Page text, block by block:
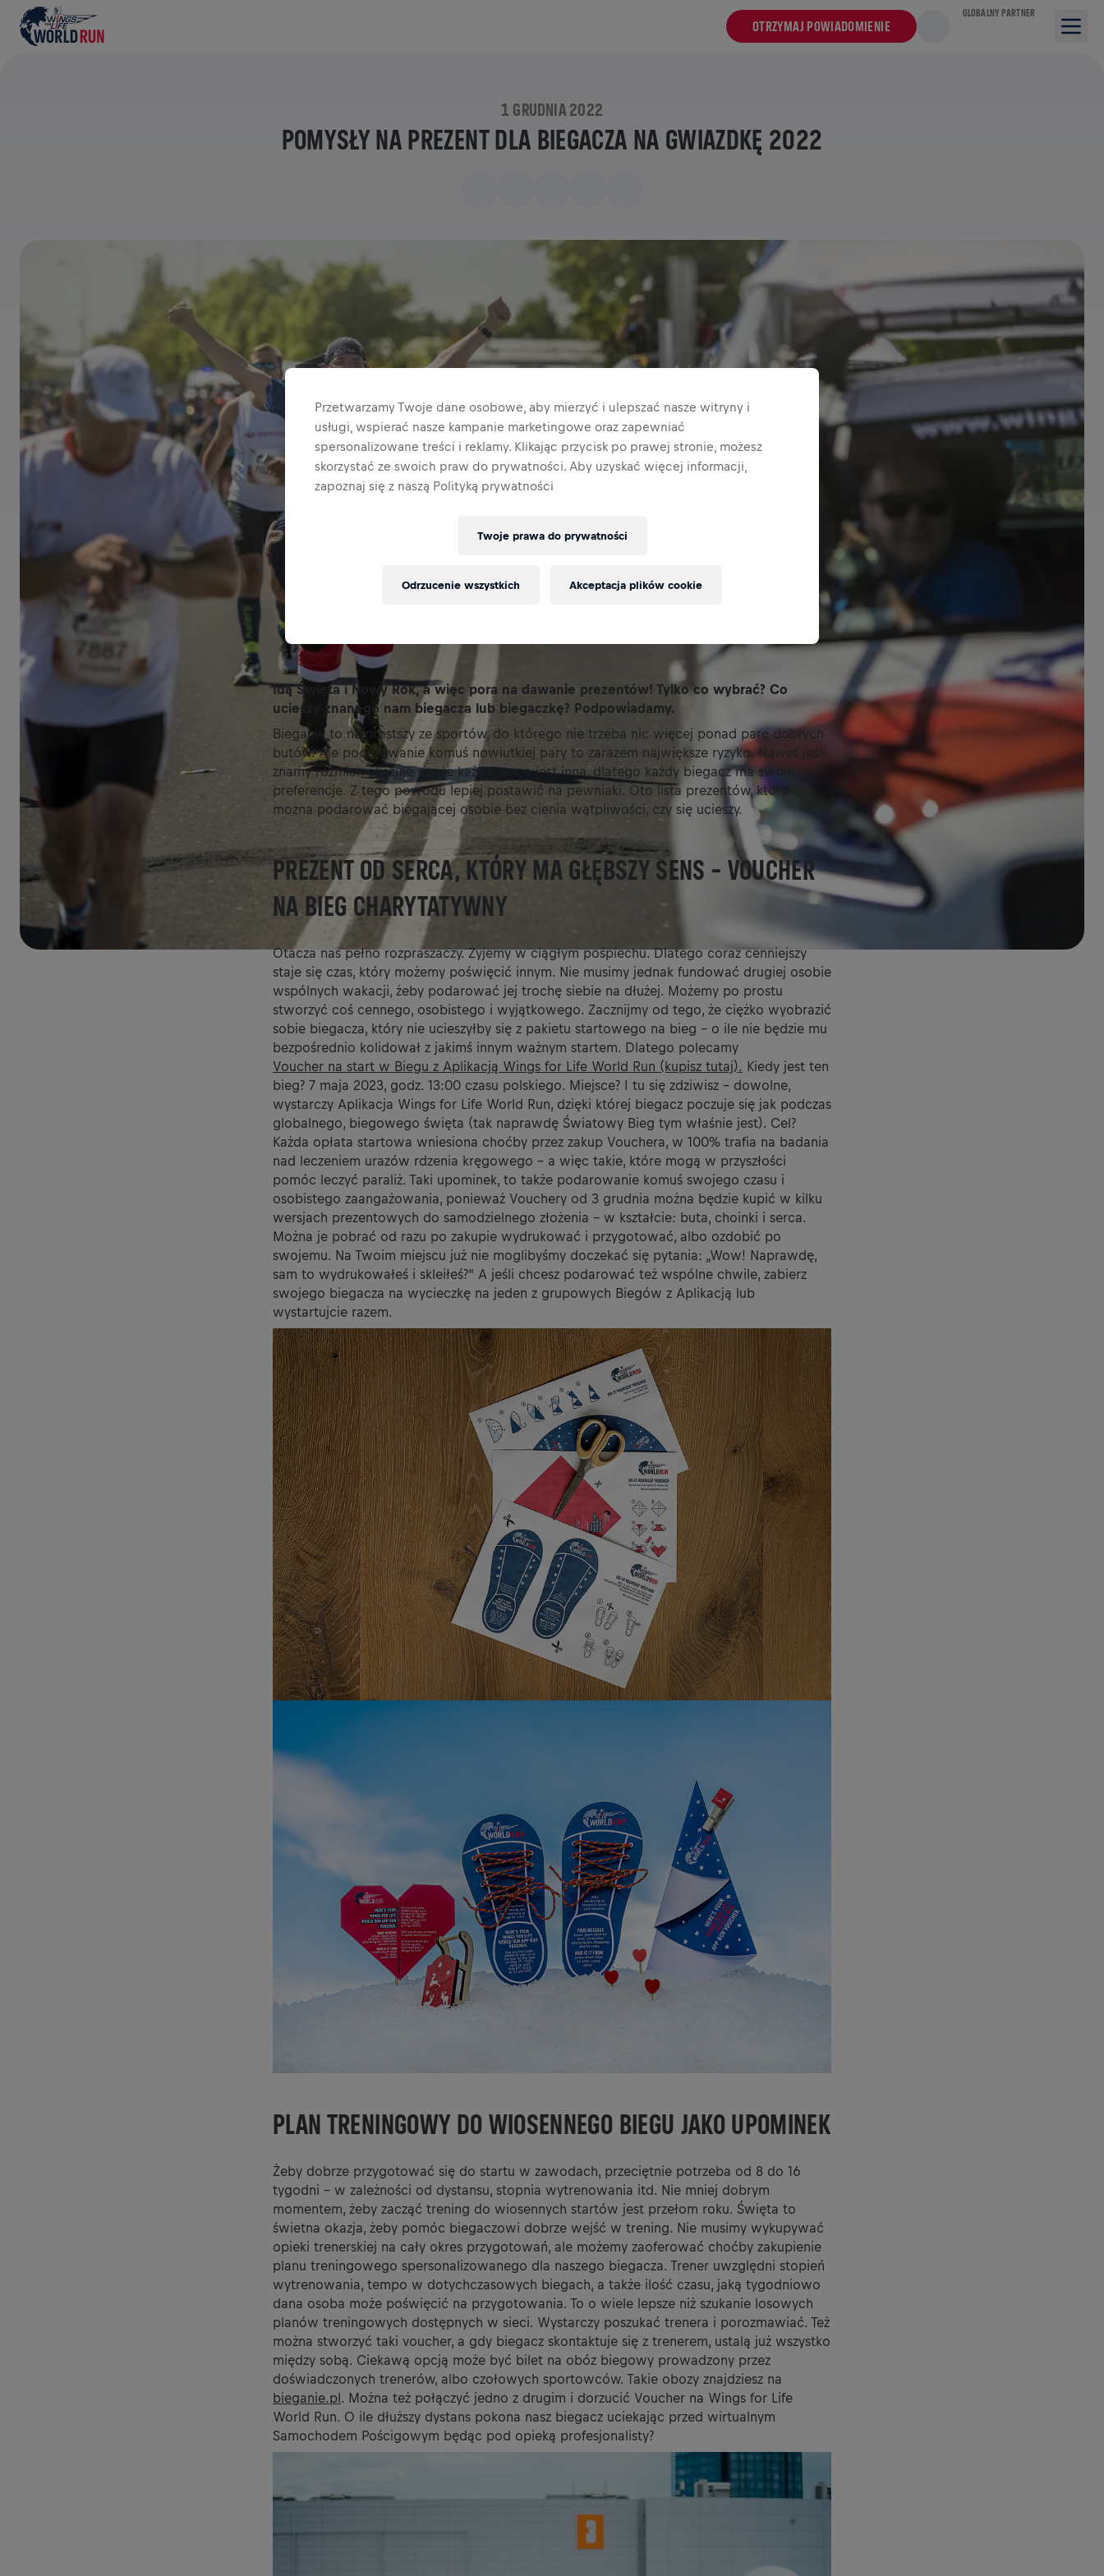
OTRZYMAJ POWIADOMIENIE
GLOBALNY PARTNER
1 GRUDNIA 2022
POMYSŁY NA PREZENT DLA BIEGACZA NA GWIAZDKĘ 2022
Idą Święta i Nowy Rok, a więc pora na dawanie prezentów! Tylko co wybrać? Co
ucieszy znanego nam biegacza lub biegaczkę? Podpowiadamy.
Bieganie to najprostszy ze sportów, do którego nie trzeba nic więcej ponad parę dobrych
butów. Ale podarowanie komuś nowiutkiej pary to zarazem największe ryzyko. Nawet jeśli
znamy rozmiar, okazuje się, że każda stopa jest inna, dlatego każdy biegacz ma swoje
preferencje. Z tego powodu lepiej postawić na pewniaki. Oto lista prezentów, które
można podarować biegającej osobie bez cienia wątpliwości, czy się ucieszy.
PREZENT OD SERCA, KTÓRY MA GŁĘBSZY SENS – VOUCHER
NA BIEG CHARYTATYWNY
Otacza nas pełno rozpraszaczy. Żyjemy w ciągłym pośpiechu. Dlatego coraz cenniejszy
staje się czas, który możemy poświęcić innym. Nie musimy jednak fundować drugiej osobie
wspólnych wakacji, żeby podarować jej trochę siebie na dłużej. Możemy po prostu
stworzyć coś cennego, osobistego i wyjątkowego. Zacznijmy od tego, że ciężko wyobrazić
sobie biegacza, który nie ucieszyłby się z pakietu startowego na bieg – o ile nie będzie mu
bezpośrednio kolidował z jakimś innym ważnym startem. Dlatego polecamy
Voucher na start w Biegu z Aplikacją Wings for Life World Run (kupisz tutaj). Kiedy jest ten
bieg? 7 maja 2023, godz. 13:00 czasu polskiego. Miejsce? I tu się zdziwisz – dowolne,
wystarczy Aplikacja Wings for Life World Run, dzięki której biegacz poczuje się jak podczas
globalnego, biegowego święta (tak naprawdę Światowy Bieg tym właśnie jest). Cel?
Każda opłata startowa wniesiona choćby przez zakup Vouchera, w 100% trafia na badania
nad leczeniem urazów rdzenia kręgowego – a więc takie, które mogą w przyszłości
pomóc leczyć paraliż. Taki upominek, to także podarowanie komuś swojego czasu i
osobistego zaangażowania, ponieważ Vouchery od 3 grudnia można będzie kupić w kilku
wersjach prezentowych do samodzielnego złożenia – w kształcie: buta, choinki i serca.
Można je pobrać od razu po zakupie wydrukować i przygotować, albo ozdobić po
swojemu. Na Twoim miejscu już nie moglibyśmy doczekać się pytania: „Wow! Naprawdę,
sam to wydrukowałeś i skleiłeś?” A jeśli chcesz podarować też wspólne chwile, zabierz
swojego biegacza na wycieczkę na jeden z grupowych Biegów z Aplikacją lub
wystartujcie razem.
PLAN TRENINGOWY DO WIOSENNEGO BIEGU JAKO UPOMINEK
Żeby dobrze przygotować się do startu w zawodach, przeciętnie potrzeba od 8 do 16
tygodni – w zależności od dystansu, stopnia wytrenowania itd. Nie mniej dobrym
momentem, żeby zacząć trening do wiosennych startów jest przełom roku. Święta to
świetna okazja, żeby pomóc biegaczowi dobrze wejść w trening. Nie musimy wykupywać
opieki trenerskiej na cały okres przygotowań, ale możemy zaoferować choćby zakupienie
planu treningowego spersonalizowanego dla naszego biegacza. Trener uwzględni stopień
wytrenowania, tempo w dotychczasowych biegach, a także ilość czasu, jaką tygodniowo
dana osoba może poświęcić na przygotowania. To o wiele lepsze niż szukanie losowych
planów treningowych dostępnych w sieci. Wystarczy poszukać trenera i porozmawiać. Też
można stworzyć taki voucher, a gdy biegacz skontaktuje się z trenerem, ustalą już wszystko
między sobą. Ciekawą opcją może być bilet na obóz biegowy prowadzony przez
doświadczonych trenerów, albo czołowych sportowców. Takie obozy znajdziesz na
bieganie.pl. Można też połączyć jedno z drugim i dorzucić Voucher na Wings for Life
World Run. O ile dłuższy dystans pokona nasz biegacz uciekając przed wirtualnym
Samochodem Pościgowym będąc pod opieką profesjonalisty?
Przetwarzamy Twoje dane osobowe, aby mierzyć i ulepszać nasze witryny i
usługi, wspierać nasze kampanie marketingowe oraz zapewniać
spersonalizowane treści i reklamy. Klikając przycisk po prawej stronie, możesz
skorzystać ze swoich praw do prywatności. Aby uzyskać więcej informacji,
zapoznaj się z naszą Polityką prywatności
Twoje prawa do prywatności
Odrzucenie wszystkich Akceptacja plików cookie